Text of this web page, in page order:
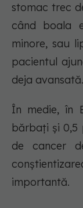
stomac trec
când boala
minore, sau
pacientul
deja avansată.
În medie, în
bărbați și 0,5
de cancer
importantă.